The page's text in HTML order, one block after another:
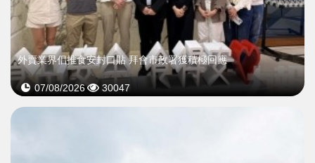
外賣業界倡推食安封口貼 拜會市政署獲積極回應
07/08/2026 30047